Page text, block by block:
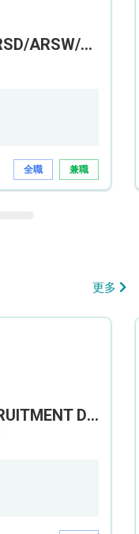
助理復康服務員 (編號：RSD/ARSW/CTE)
全職 兼職
更多
THE REPULSE BAY RECRUITMENT DAY 淺水灣影灣園人才招聘會